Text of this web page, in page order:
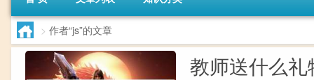
> 作者“js”的文章
教师送什么